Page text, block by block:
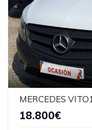
MERCEDES
18.800€